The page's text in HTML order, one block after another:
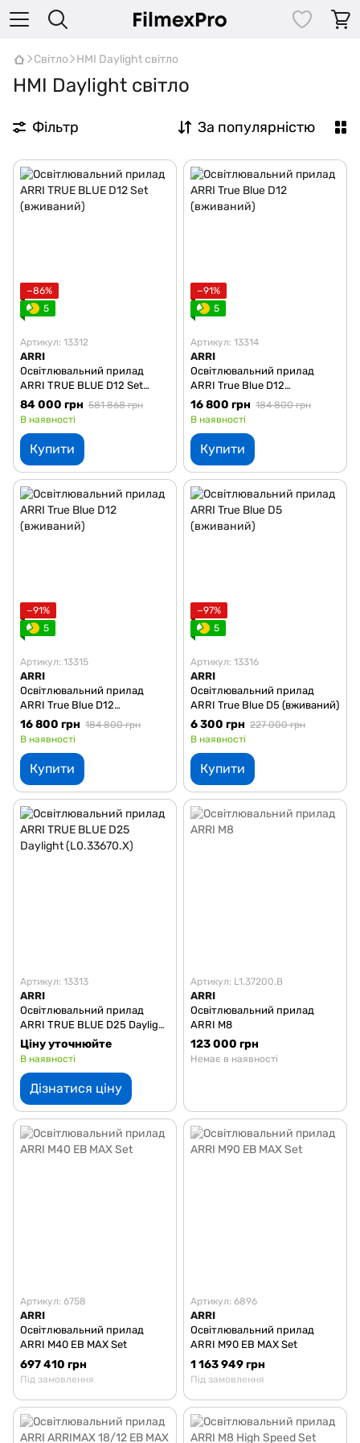
Світло HMI Daylight світло
HMI Daylight світло
Фільтр За популярністю
−86%
5
Артикул: 13312
ARRI
Освітлювальний прилад
ARRI TRUE BLUE D12 Set
(вживаний)
84 000 грн 581 868 грн
В наявності
Купити
−91%
5
Артикул: 13314
ARRI
Освітлювальний прилад
ARRI True Blue D12
(вживаний)
16 800 грн 184 800 грн
В наявності
Купити
−91%
5
Артикул: 13315
ARRI
Освітлювальний прилад
ARRI True Blue D12
(вживаний)
16 800 грн 184 800 грн
В наявності
Купити
−97%
5
Артикул: 13316
ARRI
Освітлювальний прилад
ARRI True Blue D5 (вживаний)
6 300 грн 227 000 грн
В наявності
Купити
Артикул: 13313
ARRI
Освітлювальний прилад
ARRI TRUE BLUE D25 Daylight
(L0.33670.X)
Ціну уточнюйте
В наявності
Дізнатися ціну
Артикул: L1.37200.B
ARRI
Освітлювальний прилад
ARRI M8
123 000 грн
Немає в наявності
Артикул: 6758
ARRI
Освітлювальний прилад
ARRI M40 EB MAX Set
697 410 грн
Під замовлення
Артикул: 6896
ARRI
Освітлювальний прилад
ARRI M90 EB MAX Set
1 163 949 грн
Під замовлення